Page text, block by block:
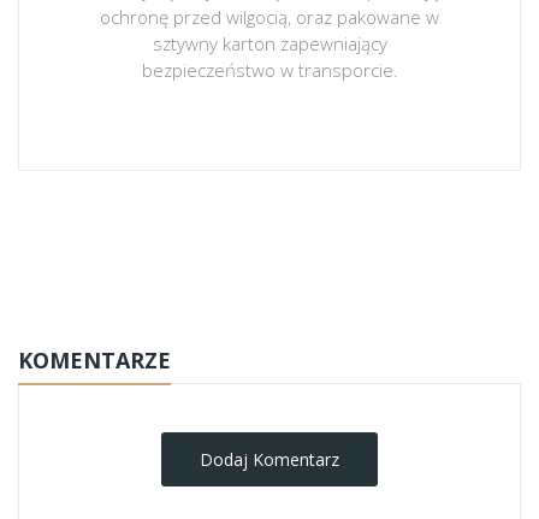
ochronę przed wilgocią, oraz pakowane w
sztywny karton zapewniający
bezpieczeństwo w transporcie.
KOMENTARZE
Dodaj Komentarz